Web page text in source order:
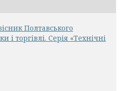
Полтавського
і торгівлі. Серія «Технічні